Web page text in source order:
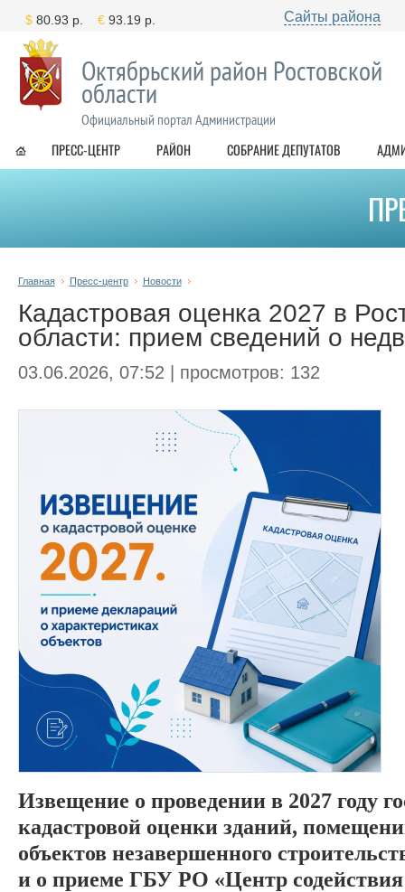
Сайты района
Октябрьский район Ростовской
области
Официальный портал Администрации
ПРЕСС-ЦЕНТР РАЙОН СОБРАНИЕ ДЕПУТАТОВ
Главная Пресс-центр Новости
Кадастровая оценка 2027 в
области: прием сведений о
03.06.2026, 07:52 | просмотров: 132
Извещение о проведении в 2027 году
кадастровой оценки зданий,
объектов незавершенного
и о приеме ГБУ РО «Центр